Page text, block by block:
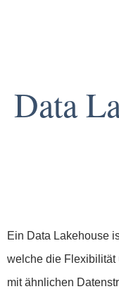
Data
Ein Data Lakehouse
welche die Flexibilität
mit ähnlichen